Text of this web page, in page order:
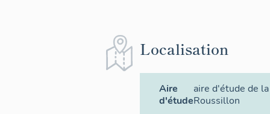
Localisation
Aire
d'étude
aire d'étude de
Roussillon